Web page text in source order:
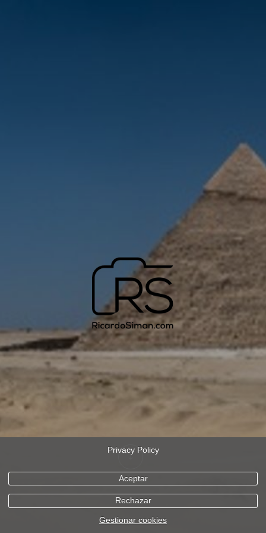
política de privacidad
política de cookies
Privacy Policy
Aceptar
Rechazar
Gestionar cookies